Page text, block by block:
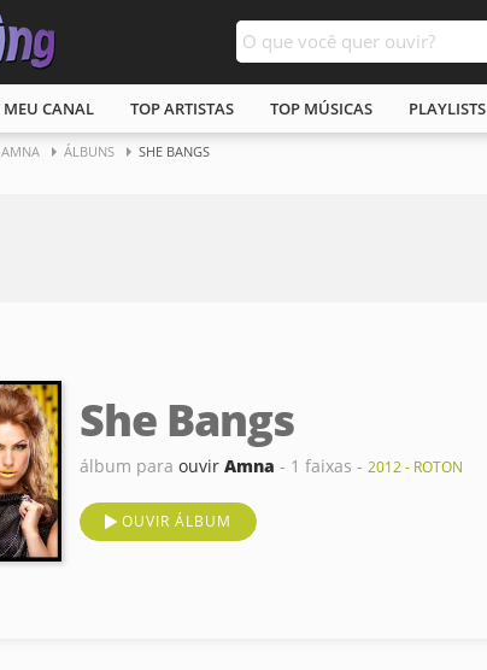
MEU CANAL TOP ARTISTAS TOP MÚSICAS PLAYLISTS
AMNA ÁLBUNS SHE BANGS
She Bangs
álbum para ouvir Amna - 1 faixas - 2012 - ROTON
OUVIR ÁLBUM